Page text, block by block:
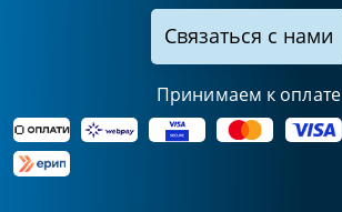
Связаться с нами
Принимаем к оплате